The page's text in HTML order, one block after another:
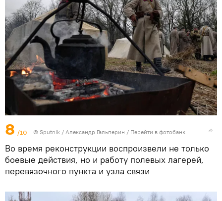
8 /10 © Sputnik / Александр Гальперин / Перейти в фотобанк
Во время реконструкции воспроизвели не только
боевые действия, но и работу полевых лагерей,
перевязочного пункта и узла связи